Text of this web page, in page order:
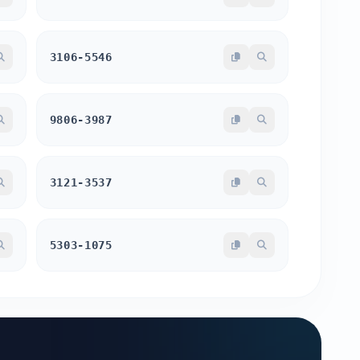
3106-5546
9806-3987
3121-3537
5303-1075